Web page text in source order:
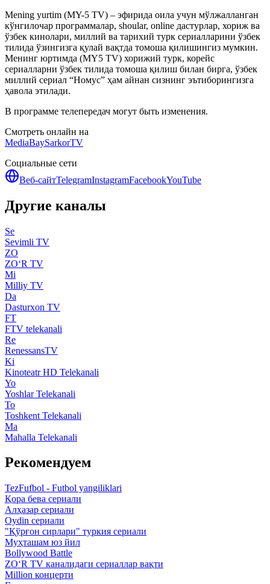
Mening yurtim (MY-5 TV) – эфирида оила учун мўлжалланган
кўнгилочар программалар, shoular, online дастурлар, хориж ва
ўзбек кинолари, миллий ва тарихий турк сериалларини ўзбек
тилида ўзингизга қулай вақтда томоша қилишингиз мумкин.
Менинг юртимда (MY5 TV) хорижий турк, корейс
сериалларни ўзбек тилида томоша қилиш билан бирга, ўзбек
миллий сериал “Номус” ҳам айнан сизнинг эътиборингизга
ҳавола этилади.
В программе телепередач могут быть изменения.
Смотреть онлайн на
MediaBaySarkorTV
Социальные сети
Веб-сайтTelegramInstagramFacebookYouTube
Другие каналы
Se
Sevimli TV
ZO
ZO‘R TV
Mi
Milliy TV
Da
Dasturxon TV
FT
FTV telekanali
Re
RenessansTV
Ki
Kinoteatr HD Telekanali
Yo
Yoshlar Telekanali
To
Toshkent Telekanali
Ma
Mahalla Telekanali
Рекомендуем
TezFufbol - Futbol yangiliklari
Қора бева сериали
Алҳазар сериали
Oydin сериали
"Қўрғон сирлари" туркия сериали
Муҳташам юз йил
Bollywood Battle
ZO‘R TV каналидаги сериаллар вақти
Million концерти